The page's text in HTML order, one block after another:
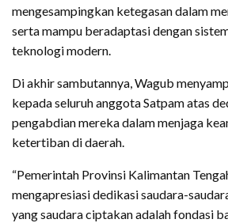
mengesampingkan ketegasan dalam
serta mampu beradaptasi dengan
teknologi modern.
Di akhir sambutannya, Wagub
kepada seluruh anggota Satpam atas
pengabdian mereka dalam menjaga
ketertiban di daerah.
“Pemerintah Provinsi Kalimantan
mengapresiasi dedikasi saudara-
yang saudara ciptakan adalah fondasi